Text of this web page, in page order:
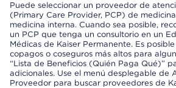
Puede seleccionar un proveedor de
(Primary Care Provider, PCP) de
medicina interna. Cuando sea posible,
un PCP que tenga un consultorio en un
Médicas de Kaiser Permanente. Es
copagos o coseguros más altos para
“Lista de Beneficios (Quién Paga Qué)”
adicionales. Use el menú desplegable de
Proveedor para buscar proveedores de